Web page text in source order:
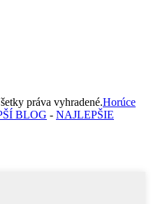
práva vyhradené.Horúce
BLOG - NAJLEPŠIE